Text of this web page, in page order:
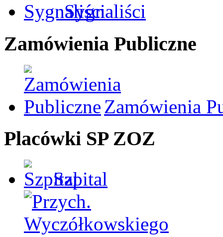
Sygnaliści
Zamówienia Publiczne
Zamówienia
Placówki SP ZOZ
Szpital